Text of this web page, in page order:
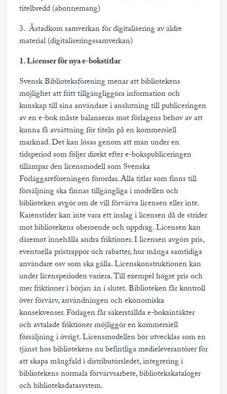
titelbredd (abonnemang)
3. Åstadkom samverkan för digitalisering av äldre
material (digitaliseringssamverkan)
1. Licenser för nya e-bokstitlar
Svensk Biblioteksförening menar att bibliotekens
möjlighet att fritt tillgängliggöra information och
kunskap till sina användare i anslutning till publiceringen
av en e-bok måste balanseras mot förlagens behov av att
kunna få avsättning för titeln på en kommersiell
marknad. Det kan lösas genom att man under en
tidsperiod som följer direkt efter e-bokspubliceringen
tillämpar den licensmodell som Svenska
Förläggareföreningen förordar. Alla titlar som finns till
försäljning ska finnas tillgängliga i modellen och
biblioteken avgör om de vill förvärva licensen eller inte.
Karenstider kan inte vara ett inslag i licensen då de strider
mot bibliotekens oberoende och uppdrag. Licensen kan
däremot innehålla andra friktioner. I licensen avgörs pris,
eventuella pristrappor och rabatter, hur många samtidiga
användare osv som ska gälla. Licenskonstruktionen kan
under licensperioden variera. Till exempel högre pris och
mer friktioner i början än i slutet. Biblioteken får kontroll
över förvärv, användningen och ekonomiska
konsekvenser. Förlagen får säkerställda e-boksintäkter
och avtalade friktioner möjliggör en kommersiell
försäljning i övrigt. Licensmodellen bör utvecklas som en
tjänst hos bibliotekens nu befintliga medieleverantörer för
att skapa mångfald i distributörsledet, integrering i
bibliotekens normala förvärvsarbete, bibliotekskataloger
och biblioteksdatasystem.